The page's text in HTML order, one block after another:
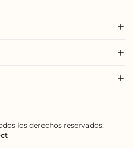
Datos de Planet Kids
los derechos reservados.